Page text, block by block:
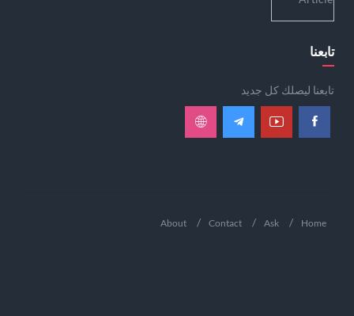
تابعنا
تابعنا ليصلك كل جديد
Home
Ask
Contact
About